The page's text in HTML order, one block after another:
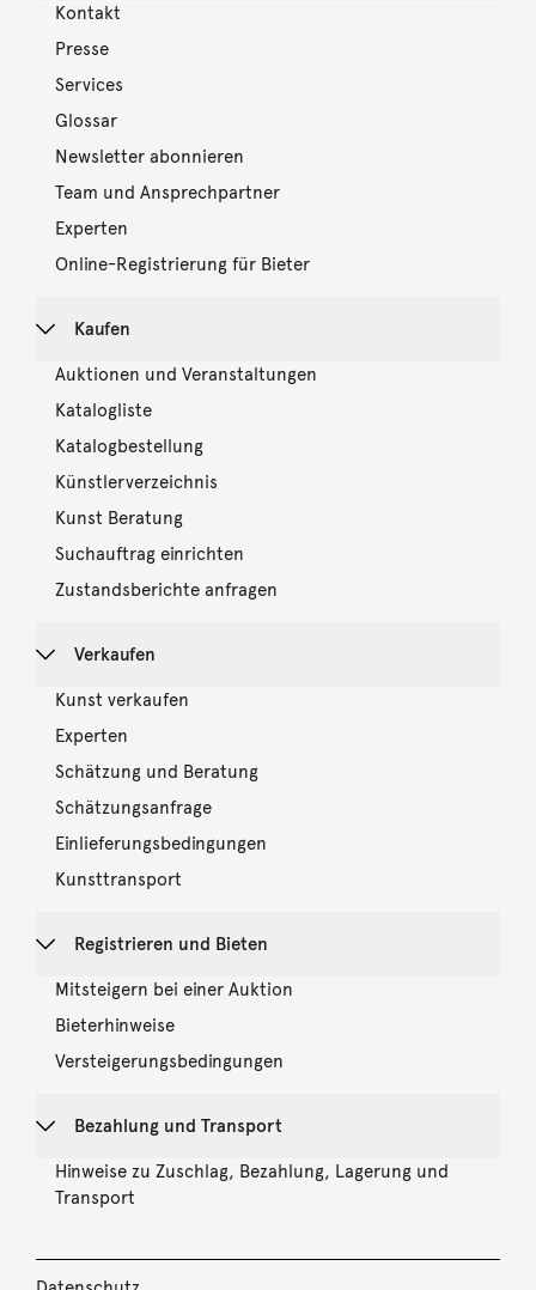
Kontakt
Presse
Services
Glossar
Newsletter abonnieren
Team und Ansprechpartner
Experten
Online-Registrierung für Bieter
Kaufen
Auktionen und Veranstaltungen
Katalogliste
Katalogbestellung
Künstlerverzeichnis
Kunst Beratung
Suchauftrag einrichten
Zustandsberichte anfragen
Verkaufen
Kunst verkaufen
Experten
Schätzung und Beratung
Schätzungsanfrage
Einlieferungsbedingungen
Kunsttransport
Registrieren und Bieten
Mitsteigern bei einer Auktion
Bieterhinweise
Versteigerungsbedingungen
Bezahlung und Transport
Hinweise zu Zuschlag, Bezahlung, Lagerung und
Transport